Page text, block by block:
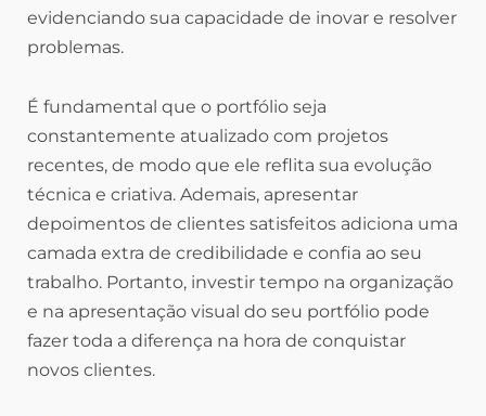
evidenciando sua capacidade de inovar e resolver
problemas.
É fundamental que o portfólio seja
constantemente atualizado com projetos
recentes, de modo que ele reflita sua evolução
técnica e criativa. Ademais, apresentar
depoimentos de clientes satisfeitos adiciona uma
camada extra de credibilidade e confia ao seu
trabalho. Portanto, investir tempo na organização
e na apresentação visual do seu portfólio pode
fazer toda a diferença na hora de conquistar
novos clientes.